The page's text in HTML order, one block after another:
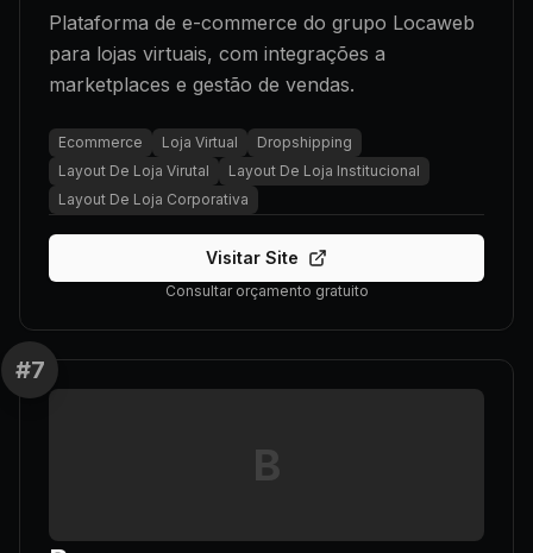
Plataforma de e-commerce do grupo Locaweb
para lojas virtuais, com integrações a
marketplaces e gestão de vendas.
Ecommerce Loja Virtual
Dropshipping
Layout De Loja Virutal
Layout De Loja Institucional
Layout De Loja Corporativa
Visitar Site
Consultar orçamento gratuito
#7
B